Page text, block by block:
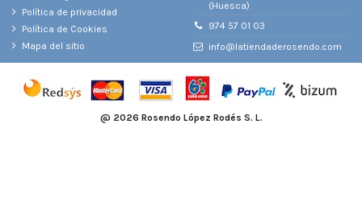
Política de privacidad
Política de Cookies
Mapa del sitio
(Huesca)
974 57 01 03
info@latiendaderosendo.com
@ 2026 Rosendo López Rodés S. L.